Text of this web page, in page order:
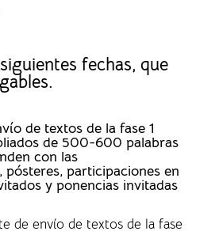
fechas, que
de textos de la fase 1
de 500-600 palabras
con las
pósteres, participaciones en
y ponencias invitadas
de envío de textos de la fase